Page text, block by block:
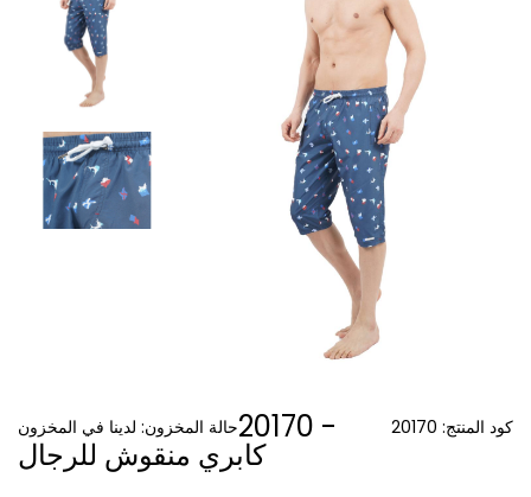
كود المنتج: حالة المخزون: لدينا في المخزون 20170 -
كابري منقوش للرجال